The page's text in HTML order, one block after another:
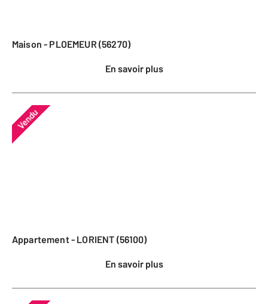
Maison - PLOEMEUR (56270)
En savoir plus
Vendu
Appartement - LORIENT (56100)
En savoir plus